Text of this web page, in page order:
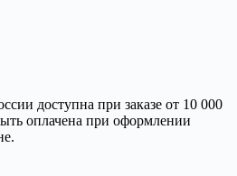
доступна при заказе от 10 000
оплачена при оформлении